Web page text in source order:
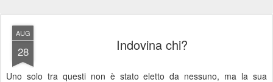
AUG
28 Indovina chi?
Uno solo tra questi non è stato eletto da nessuno, ma la sua